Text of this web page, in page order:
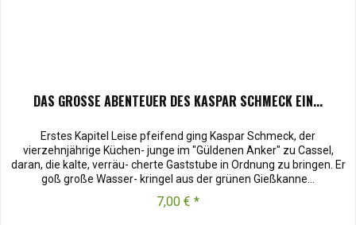
DAS GROSSE ABENTEUER DES KASPAR SCHMECK EIN...
Erstes Kapitel Leise pfeifend ging Kaspar Schmeck, der
vierzehnjährige Küchen- junge im "Güldenen Anker" zu Cassel,
daran, die kalte, verräu- cherte Gaststube in Ordnung zu bringen. Er
goß große Wasser- kringel aus der grünen Gießkanne...
7,00 € *